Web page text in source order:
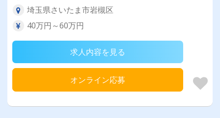
埼玉県さいたま市岩槻区
40万円～60万円
求人内容を見る
オンライン応募